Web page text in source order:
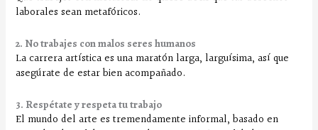
laborales sean metafóricos.
2. No trabajes con malos seres humanos
La carrera artística es una maratón larga, larguísima, así que
asegúrate de estar bien acompañado.
3. Respétate y respeta tu trabajo
El mundo del arte es tremendamente informal, basado en